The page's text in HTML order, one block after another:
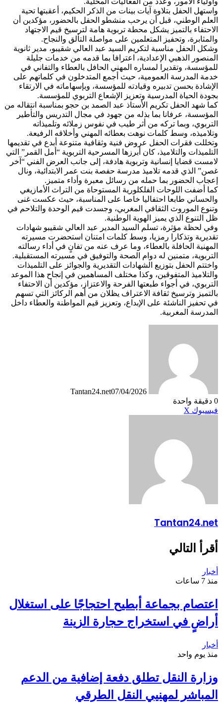
واستهل الحفل بتلاوة آيات بينات من الذكر الحكيم، أعقبتها تحية
العلم الوطني، قبل أن يرحب منشطو الحفل بالحضور، مؤكدين أن
الاحتفاء بالتميز يشكل محطة تربوية هامة لترسيخ قيم الاجتهاد
والمثابرة، وتحفيز المتعلمين على مواصلة التألق والنجاح.
وشكل الحفل مناسبة لتكريم السيد عبد العالي شقيبو، مدير ثانوية
المنصور الذهبي الإعدادية، اعترافا بما قدمه من خدمات جليلة
للمؤسسة، وتقديرا لمساره المهني الحافل بالعطاء والتفاني في
خدمة المدرسة العمومية، حيث أجمع المتدخلون في كلماتهم على
الإشادة بحسن تدبيره وقيادته للمؤسسة، وبإسهاماته في الارتقاء
بجودة الحياة المدرسية وتعزيز الإشعاع التربوي للمؤسسة.
كما شهد الحفل تكريم الأستاذ عبد الصمد بن حجو بمناسبة انتقاله من
المؤسسة، عرفانا بما بذله من جهود في مجال التدريس والتأطير
التربوي، وبما تركه من أثر طيب في نفوس زملائه وتلميذاته
وتلاميذه، وسط كلمات نوهت بعطائه المهني وأخلاقه الرفيعة.
وتخللت فقرات الحفل عروض فنية وثقافية متنوعة أبدع في تقديمها
التلميذات والتلاميذ، كان أبرزها المسرحية التربوية “أمل القمر” التي
لامست قضايا إنسانية وتربوية هادفة، إلى جانب العرض الفني “آخر
غصن” الذي قدمه تلاميذ مدرسة حفصة بنت عمر الابتدائية، ونال
إعجاب الحضور بما حمله من رسائل معبرة وأداء متميز.
كما أضفت اللوحات الفلكلورية المستوحاة من التراث الأمازيغي
والحساني طابعا احتفاليا خاصا على المناسبة، حيث عكست غنى
وتنوع الموروث الثقافي المغربي، وجسدت قيم الوحدة والتلاحم في
ظل التنوع الذي يميز الهوية الوطنية.
وفي لحظة مؤثرة، تسلم السيد المدير عبد العالي شقيبو شهادات
تقديرية وتذكارا رمزيا، وسط كلمات امتنان استحضرت مسيرته
المهنية الحافلة بالعطاء، وما عرف عنه من تفانٍ في أداء رسالته
التربوية، متمنين له دوام الصحة والتوفيق في مسيرته المستقبلية.
واختتم الحفل بتوزيع الشهادات التقديرية والجوائز على التلميذات
والتلاميذ المتفوقين، وكذا مختلف المساهمين في إنجاح هذا الموعد
التربوي، في أجواء طبعتها الفرحة والاعتزاز، مؤكدين أن الاحتفاء
بالتميز وترسيخ ثقافة الاعتراف يظلان من أهم الركائز التي تسهم
في تحفيز الناشئة على الإبداع، وتعزيز قيم المواطنة والعطاء داخل
المدرسة المغربية.
Tantan24.net07/04/2026
0 دقيقة واحدة
فيسبوك X
Tantan24.net
أقرأ التالي
أخبار
منذ 7 ساعات
اعتصام بجماعة أبطيح احتجاجًا على استغلال
أراضٍ في استخراج حجارة الزينة
أخبار
منذ يوم واحد
وزارة النقل تطلق دفعة إضافية من الدعم
المباشر لمهنيي النقل الطرقي